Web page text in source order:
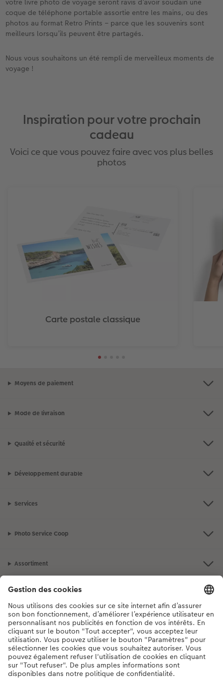
coque de téléphone portable assortie entre les mains, ou des
photos au format Retro Prints – parce que les souvenirs sont
meilleurs lorsqu’ils peuvent être partagés.
Nous vous souhaitons un été rempli de merveilleux moments de
voyage !
Inspiration pour votre prochain
cadeau
Voici ce que vous pouvez faire avec vos plus belles
photos
Carte postale classique
Moyens de paiement
Mode de livraison
Qualité et sécurité
Développement durable
Services
Photo Service Coop
Assortiment
Notre sélection
Si vous avez des questions concernant nos produits ou votre commande,
n'hésitez pas à nous contacter du lundi au dimanche, de 9h00 à 20h00
(hors jours fériés), au numéro de téléphone044 499 10 37• 7j/7 • de 9h à
20h
DE|FR| IT